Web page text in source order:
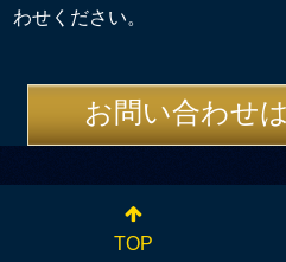
わせください。
お問い合わせ
TOP